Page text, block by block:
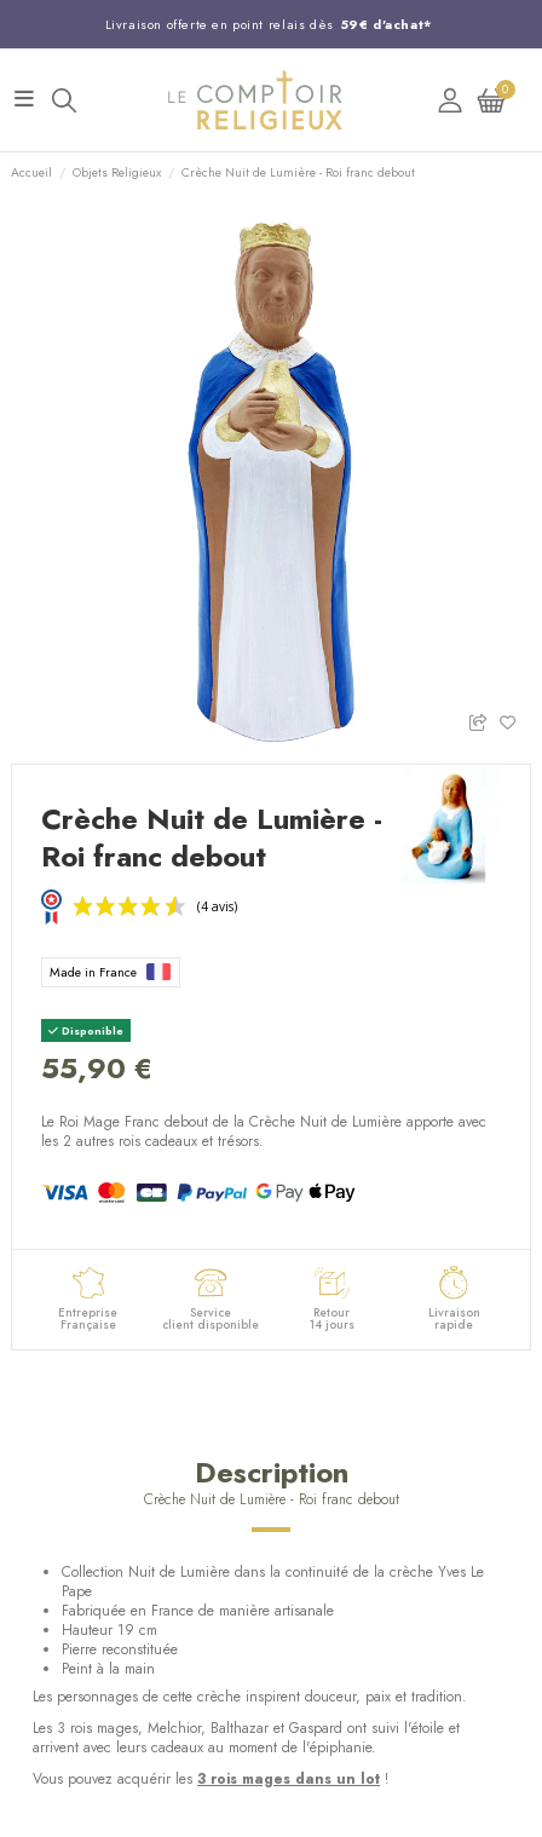
Livraison offerte en point relais dès 59€ d'achat*
Entreprise Française familiale
Support client disponible au 03 20 24 74 15
Commandez avant 14H, expédition le jour même !
0
Accueil Objets Religieux Crèche Nuit de Lumière - Roi franc debout
Crèche Nuit de Lumière -
Roi franc debout
Made in France
Disponible
55,90 €
Le Roi Mage Franc debout de la Crèche Nuit de Lumière apporte avec
les 2 autres rois cadeaux et trésors.
Entreprise
Française
Service
client disponible
Retour
14 jours
Livraison
rapide
Description
Crèche Nuit de Lumière - Roi franc debout
Collection Nuit de Lumière dans la continuité de la crèche Yves Le
Pape
Fabriquée en France de manière artisanale
Hauteur 19 cm
Pierre reconstituée
Peint à la main
Les personnages de cette crèche inspirent douceur, paix et tradition.
Les 3 rois mages, Melchior, Balthazar et Gaspard ont suivi l'étoile et
arrivent avec leurs cadeaux au moment de l'épiphanie.
Vous pouvez acquérir les 3 rois mages dans un lot !